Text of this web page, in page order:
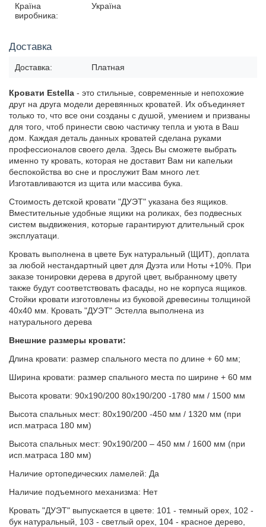
Країна
виробника:
Україна
Доставка
Доставка: Платная
Кровати Estеlla - это стильные, современные и непохожие
друг на друга модели деревянных кроватей. Их объединяет
только то, что все они созданы с душой, умением и призваны
для того, чтоб принести свою частичку тепла и уюта в Ваш
дом. Каждая деталь данных кроватей сделана руками
профессионалов своего дела. Здесь Вы сможете выбрать
именно ту кровать, которая не доставит Вам ни капельки
беспокойства во сне и прослужит Вам много лет.
Изготавливаются из щита или массива бука.
Стоимость детской кровати "ДУЭТ" указана без ящиков.
Вместительные удобные ящики на роликах, без подвесных
систем выдвижения, которые гарантируют длительный срок
эксплуатаци.
Кровать выполнена в цвете Бук натуральный (ЩИТ), доплата
за любой нестандартный цвет для Дуэта или Ноты +10%. При
заказе тонировки дерева в другой цвет, выбранному цвету
также будут соответствовать фасады, но не корпуса ящиков.
Стойки кровати изготовлены из буковой древесины толщиной
40х40 мм. Кровать "ДУЭТ" Эстелла выполнена из
натурального дерева
Внешние размеры кровати:
Длина кровати: размер спального места по длине + 60 мм;
Ширина кровати: размер спального места по ширине + 60 мм
Высота кровати: 90х190/200 80х190/200 -1780 мм / 1500 мм
Высота спальных мест: 80х190/200 -450 мм / 1320 мм (при
исп.матраса 180 мм)
Высота спальных мест: 90х190/200 – 450 мм / 1600 мм (при
исп.матраса 180 мм)
Наличие ортопедических ламелей: Да
Наличие подъемного механизма: Нет
Кровать "ДУЭТ" выпускается в цвете: 101 - темный орех, 102 -
бук натуральный, 103 - светлый орех, 104 - красное дерево,